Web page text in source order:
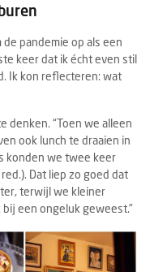
pandemie op als een
keer dat ik écht even stil
Ik kon reflecteren: wat
denken. “Toen we alleen
ook lunch te draaien in
konden we twee keer
Dat liep zo goed dat
terwijl we kleiner
een ongeluk geweest.”